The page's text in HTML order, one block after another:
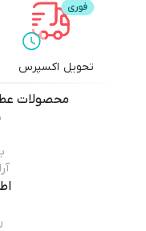
تحویل اکسپرس
محصولات